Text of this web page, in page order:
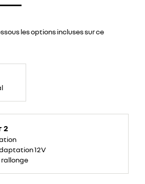
les options incluses sur ce
2
12V